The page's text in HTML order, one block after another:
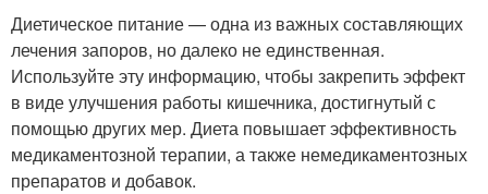
Диетическое питание — одна из важных составляющих
лечения запоров, но далеко не единственная.
Используйте эту информацию, чтобы закрепить эффект
в виде улучшения работы кишечника, достигнутый с
помощью других мер. Диета повышает эффективность
медикаментозной терапии, а также немедикаментозных
препаратов и добавок.